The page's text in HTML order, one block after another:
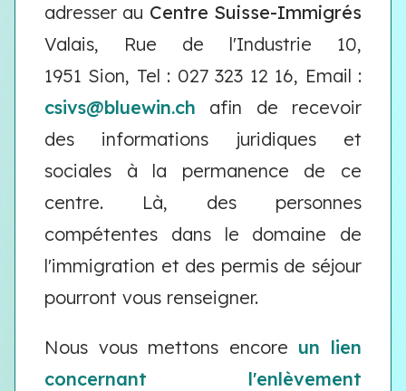
adresser au Centre Suisse-Immigrés
Valais, Rue de l'Industrie 10,
1951 Sion, Tel : 027 323 12 16, Email :
csivs@bluewin.ch afin de recevoir
des informations juridiques et
sociales à la permanence de ce
centre. Là, des personnes
compétentes dans le domaine de
l'immigration et des permis de séjour
pourront vous renseigner.
Nous vous mettons encore un lien
concernant l'enlèvement